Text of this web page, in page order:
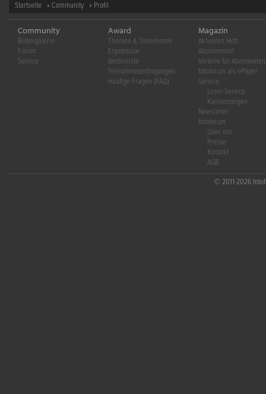
Startseite » Community » Profil
Community
Bildergalerie
Forum
Service
Award
Themen & Teilnehmen
Ergebnisse
Bestenliste
Teilnahmebedingungen
Häufige Fragen (FAQ)
Magazin
Aktuelles Heft
Abonnement
Vorteile für Abonnenten
fotoforum als ePaper
Service
Leser-Service
Kleinanzeigen
Newsletter
fotoforum
Über uns
Presse
Kontakt
AGB
© 2011-2026